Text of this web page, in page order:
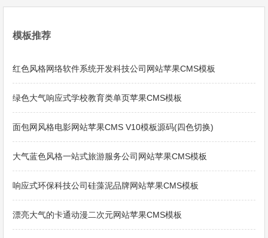
模板推荐
红色风格网络软件系统开发科技公司网站苹果CMS模板
绿色大气响应式学校教育类单页苹果CMS模板
面包网风格电影网站苹果CMS V10模板源码(四色切换)
大气蓝色风格一站式旅游服务公司网站苹果CMS模板
响应式环保科技公司硅藻泥品牌网站苹果CMS模板
漂亮大气的卡通动漫二次元网站苹果CMS模板